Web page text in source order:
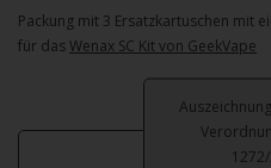
Packung mit 3 Ersatzkartuschen mit
für dasWenax SC Kit von GeekVape